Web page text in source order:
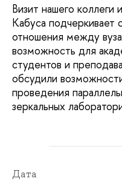
Визит нашего коллеги
Кабуса подчеркивает
отношения между
возможность для
студентов и
обсудили
проведения
зеркальных
Дата